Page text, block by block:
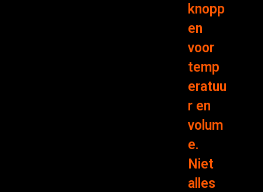
knopp
en
voor
temp
eratuu
r en
volum
e.
Niet
alles